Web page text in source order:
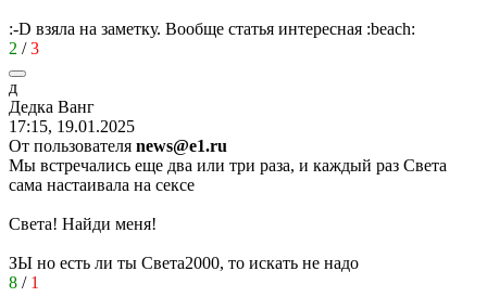
:-D взяла на заметку. Вообще статья интересная :beach:
2 /3
д
Дедка Ванг
17:15, 19.01.2025
От пользователя news@e1.ru
Мы встречались еще два или три раза, и каждый раз Света
сама настаивала на сексе
Света! Найди меня!
ЗЫ но есть ли ты Света2000, то искать не надо
8 / 1